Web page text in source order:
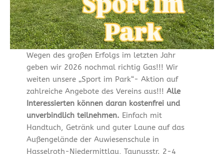
Wegen des großen Erfolgs im letzten Jahr
geben wir 2026 nochmal richtig Gas!!! Wir
weiten unsere „Sport im Park“- Aktion auf
zahlreiche Angebote des Vereins aus!!! Alle
Interessierten können daran kostenfrei und
unverbindlich teilnehmen. Einfach mit
Handtuch, Getränk und guter Laune auf das
Außengelände der Auwiesenschule in
Hasselroth-Niedermittlau, Taunusstr. 2-4